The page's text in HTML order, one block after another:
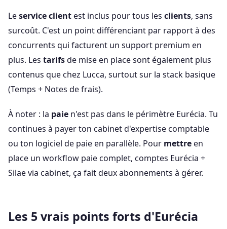
Leservice clientest inclus pour tous les clients, sans
surcoût. C'est un point différenciant par rapport à des
concurrents qui facturent un support premium en
plus. Les tarifsde mise en place sont également plus
contenus que chez Lucca, surtout sur la stack basique
(Temps + Notes de frais).
À noter : la paie n'est pas dans le périmètre Eurécia. Tu
continues à payer ton cabinet d'expertise comptable
ou ton logiciel de paie en parallèle. Pour mettreen
place un workflow paie complet, comptes Eurécia +
Silae via cabinet, ça fait deux abonnements à gérer.
Les 5 vrais points forts d'Eurécia